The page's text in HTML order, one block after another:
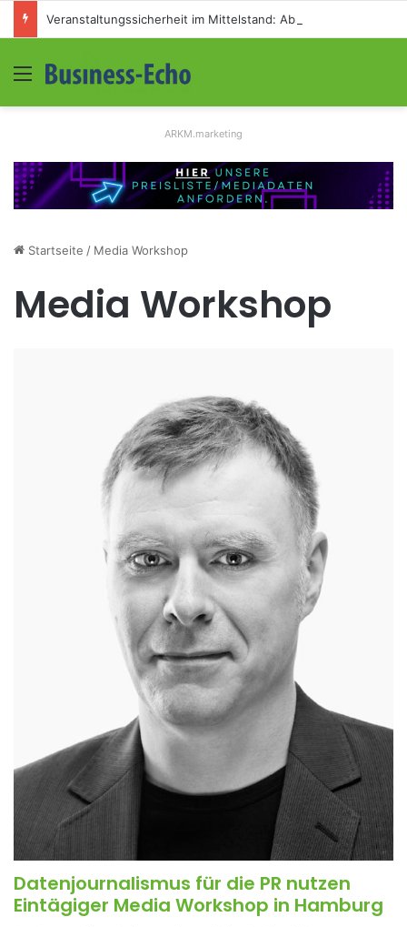
Menü
ARKM.marketing
Startseite / Media Workshop
Media Workshop
Datenjournalismus für die PR nutzen
Eintägiger Media Workshop in Hamburg